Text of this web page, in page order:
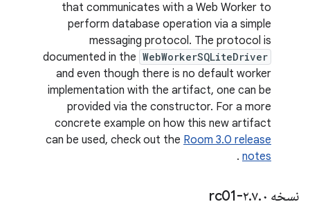
that communicates with a Web Worker to
perform database operation via a simple
messaging protocol. The protocol is
documented in the WebWorkerSQLiteDriver
and even though there is no default worker
implementation with the artifact, one can be
provided via the constructor. For a more
concrete example on how this new artifact
can be used, check out the Room 3.0 release
notes
.
نسخه ۲ .۷.۰-rc01